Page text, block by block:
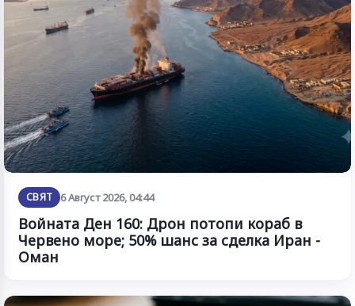
СВЯТ 6 Август 2026, 04:44
Войната Ден 160: Дрон потопи кораб в
Червено море; 50% шанс за сделка Иран -
Оман